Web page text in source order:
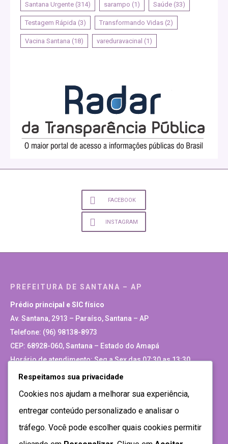
Santana Urgente (314) sarampo (1) Saúde (33)
Testagem Rápida (3) Transformando Vidas (2)
Vacina Santana (18) vareduravacinal (1)
FACEBOOK
INSTAGRAM
PREFEITURA DE SANTANA – AP
Prédio principal e SIC físico
Av. Santana, 2913 – Paraíso, Santana – AP
Telefone: (96) 98138-8973
CEP: 68928-060, Santana – Estado do Amapá
Horário de atendimento: Seg a Sex das 07:30 as 13:30
Site Antigo
Respeitamos sua privacidade
Cookies nos ajudam a melhorar sua experiência,
entregar conteúdo personalizado e analisar o
tráfego. Você pode escolher quais cookies permitir